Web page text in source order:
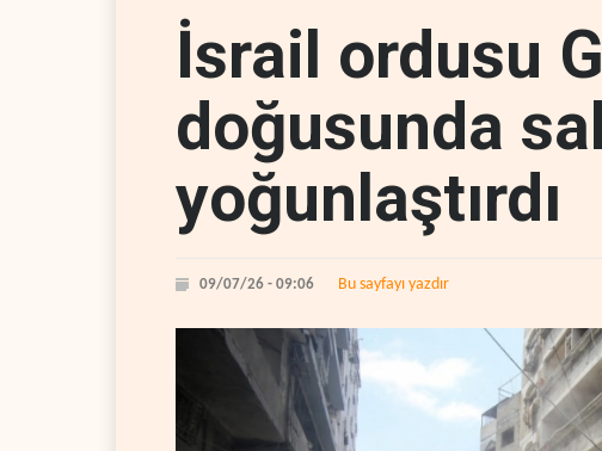
İsrail ordusu
doğusunda
yoğunlaştırdı
09/07/26 - 09:06 Bu sayfayı yazdır